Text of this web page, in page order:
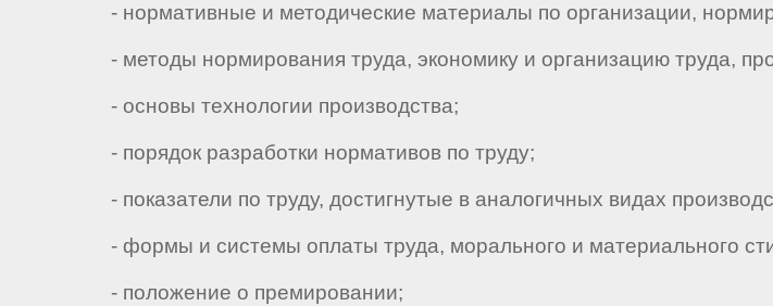
- нормативные и методические материалы по организации,
- методы нормирования труда, экономику и организацию труда,
- основы технологии производства;
- порядок разработки нормативов по труду;
- показатели по труду, достигнутые в аналогичных видах
- формы и системы оплаты труда, морального и материального
- положение о премировании;